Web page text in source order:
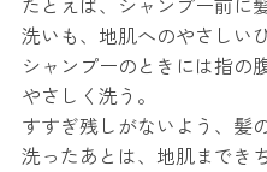
洗いも、地肌へのやさしい
シャンプーのときには指の
やさしく洗う。
すすぎ残しがないよう、髪
洗ったあとは、地肌までき